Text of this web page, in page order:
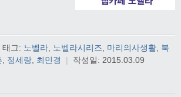
태그: 노벨라 노벨라시리즈 마리의사생활 북
정세랑 최민경 | 작성일: 2015.03.09